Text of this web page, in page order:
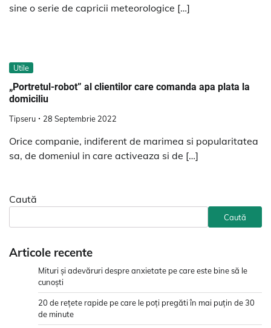
sine o serie de capricii meteorologice […]
Utile
„Portretul-robot” al clientilor care comanda apa plata la
domiciliu
Tipseru 28 Septembrie 2022
Orice companie, indiferent de marimea si popularitatea
sa, de domeniul in care activeaza si de […]
Caută
Caută
Articole recente
Mituri și adevăruri despre anxietate pe care este bine să le
cunoști
20 de rețete rapide pe care le poți pregăti în mai puțin de 30
de minute